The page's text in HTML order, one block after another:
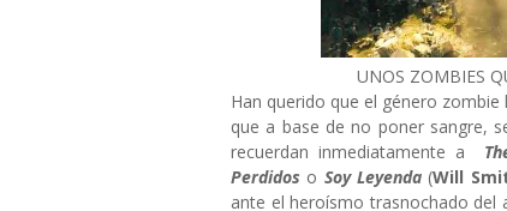
UNOS ZOMBIES
Han querido que el género
que a base de no poner sangre,
recuerdan inmediatamente a
Perdidos o Soy Leyenda (Will
ante el heroísmo trasnochado del